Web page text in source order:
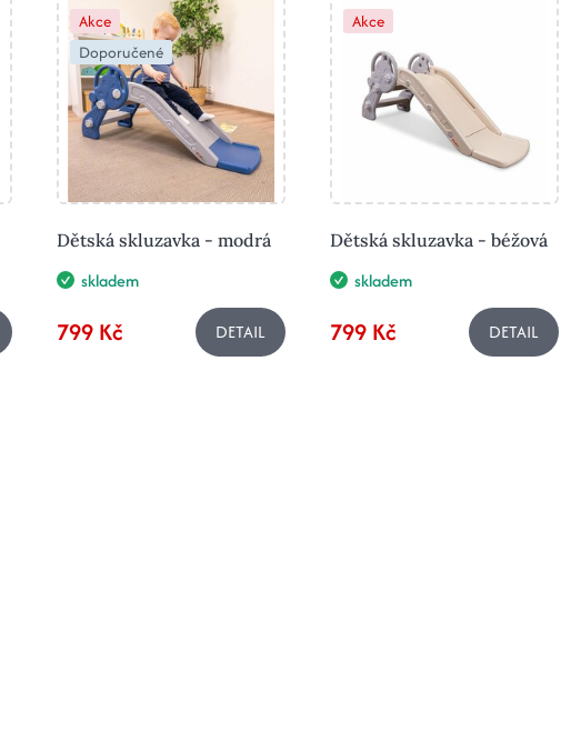
Akce
Doporučené
Dětská skluzavka - modrá
skladem
799 Kč DETAIL
Akce
Dětská skluzavka - béžová
skladem
799 Kč DETAIL